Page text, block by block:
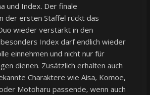
und Index. Der finale
der ersten Staffel rückt das
wieder verstärkt in den
Index darf endlich wieder
einnehmen und nicht nur für
dienen. Zusätzlich erhalten auch
Charaktere wie Aisa, Komoe,
Motoharu passende, wenn auch